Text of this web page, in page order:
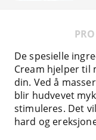
De spesielle
Cream hjelper til
din. Ved å
blir hudvevet
stimuleres. Det
hard og